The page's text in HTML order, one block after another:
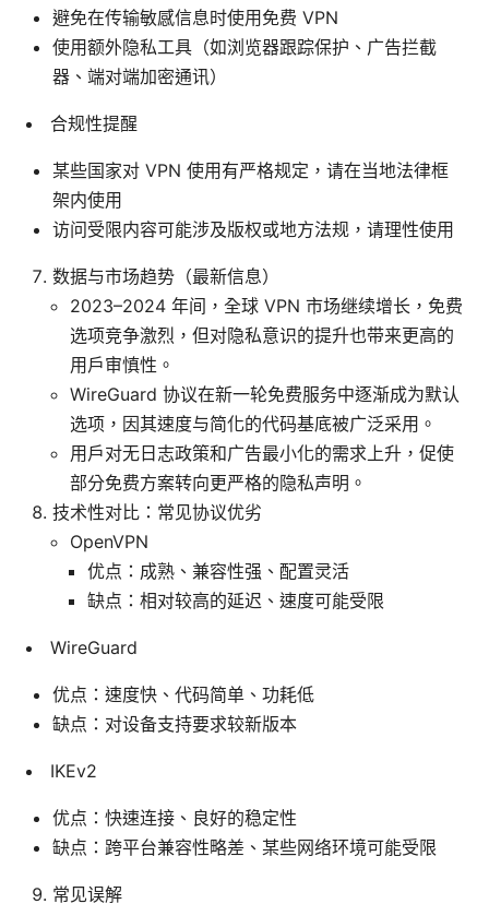
避免在传输敏感信息时使用免费 VPN
使用额外隐私工具（如浏览器跟踪保护、广告拦截
器、端对端加密通讯）
合规性提醒
某些国家对 VPN 使用有严格规定，请在当地法律框
架内使用
访问受限内容可能涉及版权或地方法规，请理性使用
数据与市场趋势（最新信息）
2023–2024 年间，全球 VPN 市场继续增长，免费
选项竞争激烈，但对隐私意识的提升也带来更高的
用户审慎性。
WireGuard 协议在新一轮免费服务中逐渐成为默认
选项，因其速度与简化的代码基底被广泛采用。
用户对无日志政策和广告最小化的需求上升，促使
部分免费方案转向更严格的隐私声明。
技术性对比：常见协议优劣
OpenVPN
优点：成熟、兼容性强、配置灵活
缺点：相对较高的延迟、速度可能受限
WireGuard
优点：速度快、代码简单、功耗低
缺点：对设备支持要求较新版本
IKEv2
优点：快速连接、良好的稳定性
缺点：跨平台兼容性略差、某些网络环境可能受限
常见误解